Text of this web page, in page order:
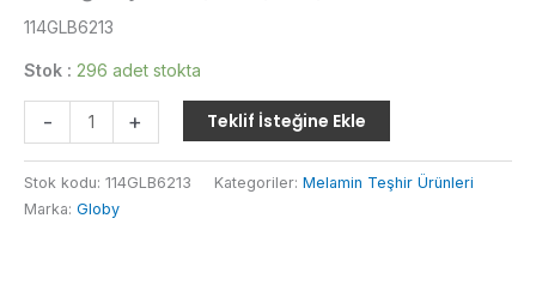
114GLB6213
Stok : 296 adet stokta
-
Açık
Büfe
Melamin
Servis
+ Teklif İsteğine Ekle
Stok kodu: 114GLB6213 Kategoriler: Melamin Teşhir Ürünleri
Marka: Globy